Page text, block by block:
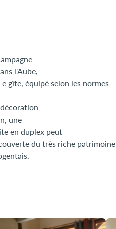
l'Aube,
gîte, équipé selon les normes
une
en duplex peut
du très riche patrimoine